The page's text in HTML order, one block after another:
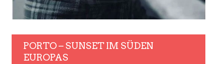
PORTO – SUNSET IM SÜDEN
EUROPAS